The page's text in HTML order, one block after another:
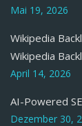
Mai 19, 2026
Wikipedia
Wikipedia
April 14, 2026
AI-Powered
Dezember 30,